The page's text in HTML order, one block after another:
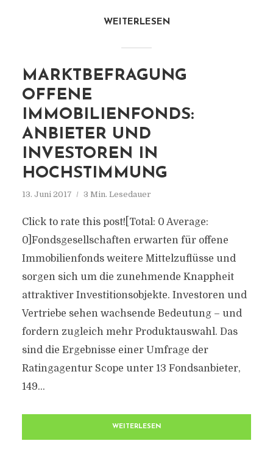
WEITERLESEN
MARKTBEFRAGUNG
OFFENE
IMMOBILIENFONDS:
ANBIETER UND
INVESTOREN IN
HOCHSTIMMUNG
13. Juni 2017 3 Min. Lesedauer
Click to rate this post![Total: 0 Average:
0]Fondsgesellschaften erwarten für offene
Immobilienfonds weitere Mittelzuflüsse und
sorgen sich um die zunehmende Knappheit
attraktiver Investitionsobjekte. Investoren und
Vertriebe sehen wachsende Bedeutung – und
fordern zugleich mehr Produktauswahl. Das
sind die Ergebnisse einer Umfrage der
Ratingagentur Scope unter 13 Fondsanbieter,
149...
WEITERLESEN